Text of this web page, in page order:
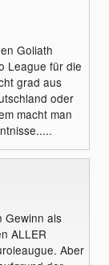
Goliath
League für die
grad aus
oder
macht man
Gewinn als
ALLER
Aber